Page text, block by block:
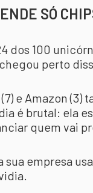
SÓ
dos 100
perto
e Amazon
é brutal: ela
quem vai
sua empresa